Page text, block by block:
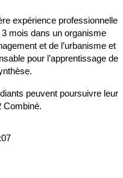
expérience professionnelle
mois dans un organisme
et de l’urbanisme et
pour l’apprentissage de
peuvent poursuivre leur
Combiné.